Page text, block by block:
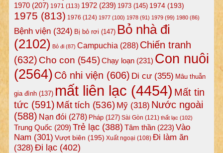
1970(207) 1971 (113) 1972(239) 1973(145) 1974(193)
1975 (813) 1976 (124) 1977(100) 1978(91) 1979(99) 1980(86)
Bệnh viện(324) Bị bỏ rơi (147) Bỏ nhà đi
(2102) Bỏ đi(87) Campuchia (288) Chiến tranh
(632) Cho con (545)Chạy loạn(231) Con nuôi
(2564) Cô nhi viện (606) Di cư(355) Mâu thuẫn
gia đình(137) mất liên lạc (4454) Mất tin
tức(591) Mất tích (536) Mỹ(318) Nước ngoài
(588) Nạn đói (278) Pháp(127) Sài Gòn (121) thất lạc (102)
Trung Quốc (209) Trẻ lạc(388) Tâm thần(223) Vào
Nam (301) Vượt biên (195) Xuất ngoại (108) Đi làm ăn
(328) Đi lạc(402)